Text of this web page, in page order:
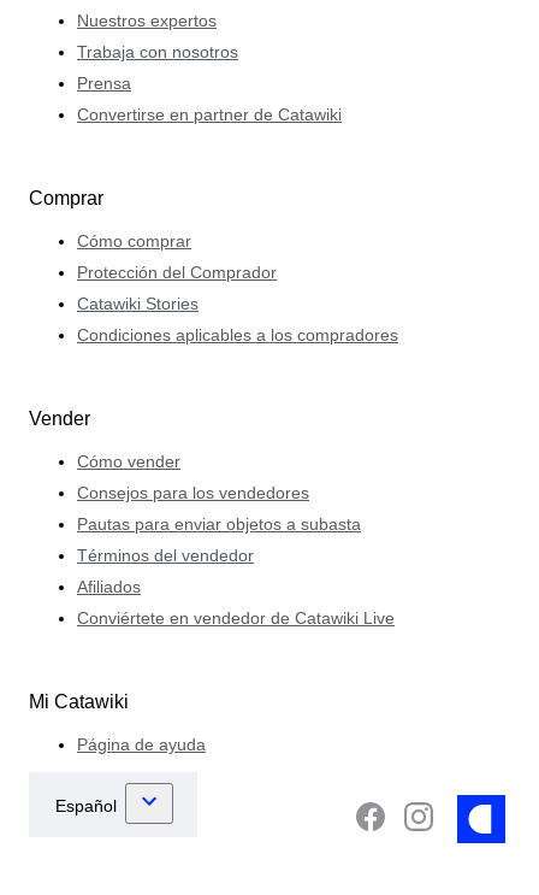
Nuestros expertos
Trabaja con nosotros
Prensa
Convertirse en partner de Catawiki
Comprar
Cómo comprar
Protección del Comprador
Catawiki Stories
Condiciones aplicables a los compradores
Vender
Cómo vender
Consejos para los vendedores
Pautas para enviar objetos a subasta
Términos del vendedor
Afiliados
Conviértete en vendedor de Catawiki Live
Mi Catawiki
Página de ayuda